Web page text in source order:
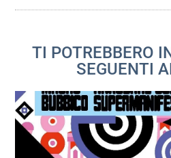
TI POTREBBERO
SEGUENTI